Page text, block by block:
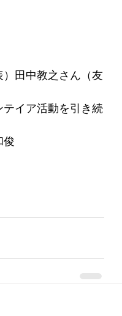
田中教之さん（友
イア活動を引き続